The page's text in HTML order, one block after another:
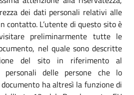
dei dati personali relativi alle
contatto. L’utente di questo sito è
preliminarmente tutte le
nel quale sono descritte
del sito in riferimento al
delle persone che lo
ha altresì la funzione di